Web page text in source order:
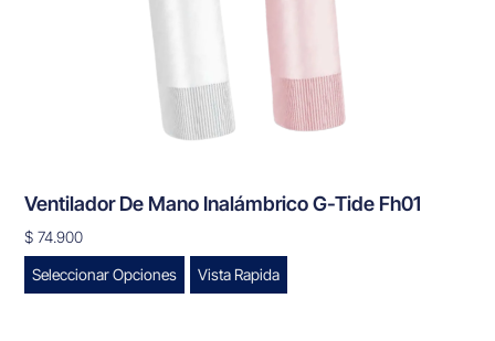
Ventilador De Mano Inalámbrico G-Tide Fh01
$ 74.900
Seleccionar Opciones
Vista Rapida